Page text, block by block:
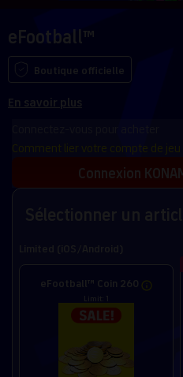
eFootball™
Boutique officielle
En savoir plus
Comment lier votre compte de jeu
Connexion
eFootball™ Coin 260
Limit: 1